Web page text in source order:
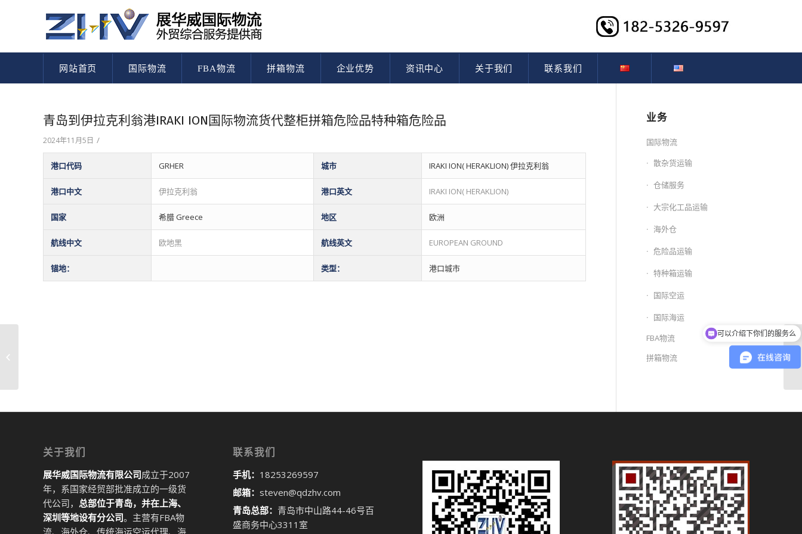
网站首页 国际物流 FBA物流 拼箱物流 企业优势 资讯中心 关于我们 联系我们
青岛到伊拉克利翁港IRAKI ION国际物流货代整柜拼箱危险品特种箱危险品
2024年11月5日 /
港口代码 GRHER 城市 IRAKI ION( HERAKLION) 伊拉克利翁
港口中文 伊拉克利翁 港口英文 IRAKI ION( HERAKLION)
国家 希腊 Greece 地区 欧洲
航线中文 欧地黑 航线英文 EUROPEAN GROUND
锚地： 类型： 港口城市
业务
国际物流
散杂货运输
仓储服务
大宗化工品运输
海外仓
危险品运输
特种箱运输
国际空运
国际海运
FBA物流
拼箱物流
关于我们
展华威国际物流有限公司成立于2007
年，系国家经贸部批准成立的一级货
代公司， 总部位于青岛，并在上海、
深圳等地设有分公司。主营有FBA物
联系我们
手机： 18253269597
邮箱： steven@qdzhv.com
青岛总部： 青岛市中山路44-46号百
盛商务中心3311室
可以介绍下你们的服务么
你们是怎么收费的呢